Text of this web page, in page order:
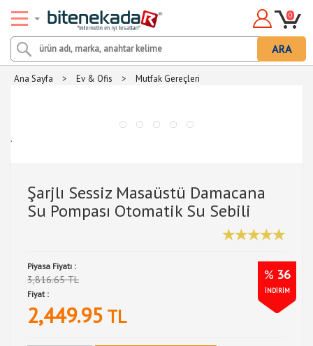
ARA
0
Ana Sayfa > Ev & Ofis > Mutfak Gereçleri
.
Şarjlı Sessiz Masaüstü Damacana
Su Pompası Otomatik Su Sebili
Piyasa Fiyatı :
3,816.65 TL % 36
İNDİRİM
Fiyat :
2,449.95 TL